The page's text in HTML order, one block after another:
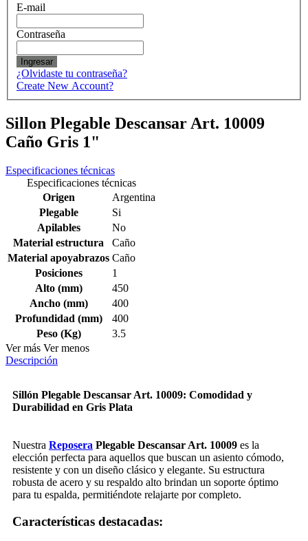
E-mail
Contraseña
Ingresar
¿Olvidaste tu contraseña?
Create New Account?
Sillon Plegable Descansar Art. 10009
Caño Gris 1"
Especificaciones técnicas
Especificaciones técnicas
Origen
Argentina
Plegable
Si
Apilables
No
Material estructura
Caño
Material apoyabrazos Caño
Posiciones
1
Alto (mm)
450
Ancho (mm)
400
Profundidad (mm)
400
Peso (Kg)
3.5
Ver más Ver menos
Descripción
Sillón Plegable Descansar Art. 10009: Comodidad y
Durabilidad en Gris Plata
Nuestra Reposera Plegable Descansar Art. 10009 es la
elección perfecta para aquellos que buscan un asiento cómodo,
resistente y con un diseño clásico y elegante. Su estructura
robusta de acero y su respaldo alto brindan un soporte óptimo
para tu espalda, permitiéndote relajarte por completo.
Características destacadas: